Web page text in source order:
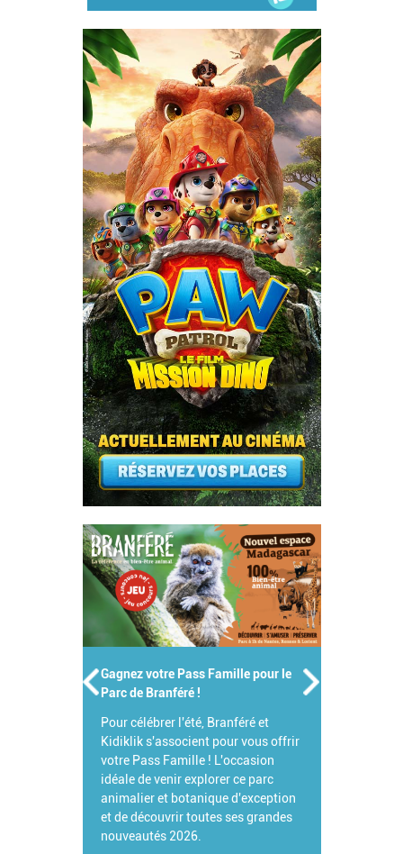
Gagnez votre Pass Famille pour le
Parc de Branféré !
Pour célébrer l'été, Branféré et
Kidiklik s'associent pour vous offrir
votre Pass Famille ! L'occasion
idéale de venir explorer ce parc
animalier et botanique d'exception
et de découvrir toutes ses grandes
nouveautés 2026.